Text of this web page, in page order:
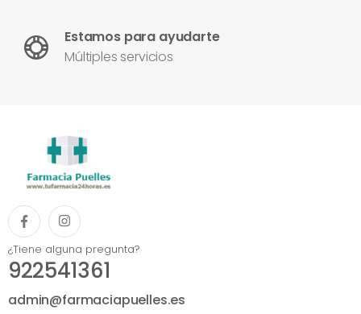
Estamos para ayudarte
Múltiples servicios
¿Tiene alguna pregunta?
922541361
admin@farmaciapuelles.es